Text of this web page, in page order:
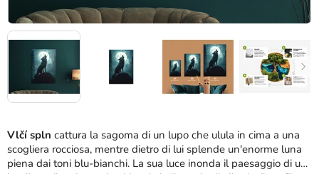
Vlčí spln cattura la sagoma di un lupo che ulula in cima a una
scogliera rocciosa, mentre dietro di lui splende un'enorme luna
piena dai toni blu-bianchi. La sua luce inonda il paesaggio di un